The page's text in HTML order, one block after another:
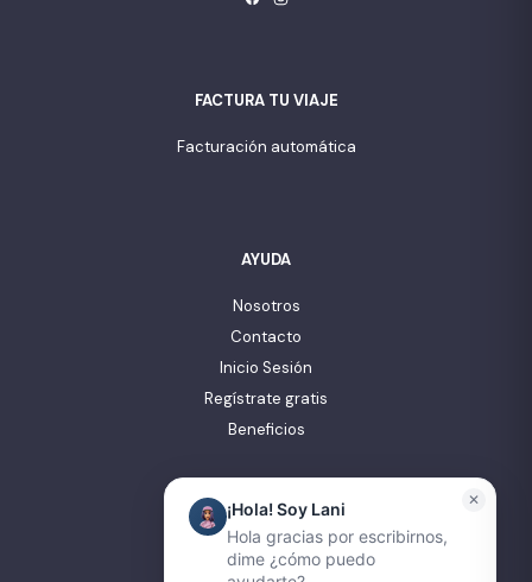
FACTURA TU VIAJE
Facturación automática
AYUDA
Nosotros
Contacto
Inicio Sesión
Regístrate gratis
Beneficios
INFORMACIÓN LEGAL
¡Hola! Soy Lani
Hola gracias por escribirnos,
dime ¿cómo puedo
✕